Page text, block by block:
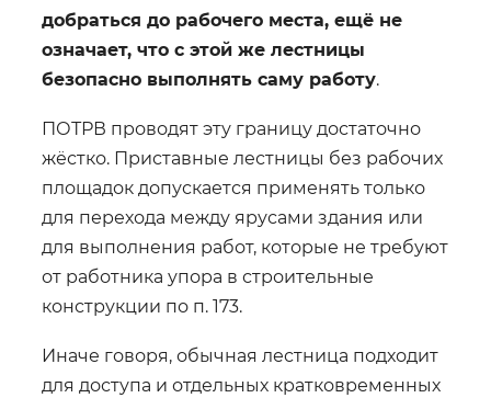
добраться до рабочего места, ещё не
означает, что с этой же лестницы
безопасно выполнять саму работу.
ПОТРВ проводят эту границу достаточно
жёстко. Приставные лестницы без рабочих
площадок допускается применять только
для перехода между ярусами здания или
для выполнения работ, которые не требуют
от работника упора в строительные
конструкции по п. 173.
Иначе говоря, обычная лестница подходит
для доступа и отдельных кратковременных